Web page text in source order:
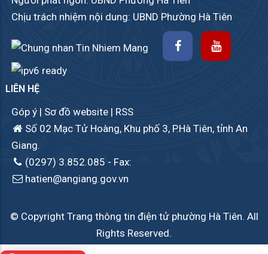
Chịu trách nhiệm nội dung: UBND Phường Hà Tiên
LIÊN HỆ
Góp ý | Sơ đồ website | RSS
Số 02 Mạc Tử Hoàng, Khu phố 3, P.Hà Tiên, tỉnh An
Giang.
(0297) 3.852.085 - Fax:
hatien@angiang.gov.vn
© Copyright Trang thông tin điện tử phường Hà Tiên. All
Rights Reserved.